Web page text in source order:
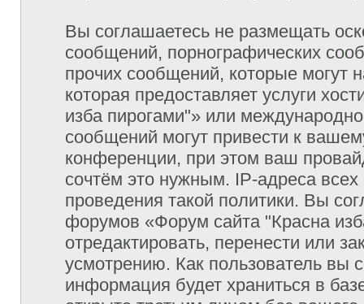
Вы соглашаетесь не размещать
сообщений, порнографических
прочих сообщений, которые могут
которая предоставляет услуги
изба пирогами"» или
сообщений могут привести к
конференции, при этом ваш
сочтём это нужным. IP-адреса
проведения такой политики. Вы
форумов «Форум сайта "Красна
отредактировать, перенести или
усмотрению. Как пользователь вы
информация будет храниться в